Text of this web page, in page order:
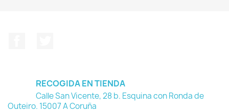
RECOGIDA EN TIENDA
Calle San Vicente, 28 b. Esquina con Ronda de
Outeiro. 15007 A Coruña